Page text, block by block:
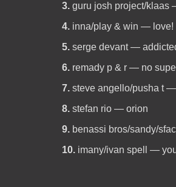
3. guru josh project/klaas
4. inna/play & win — love!
5. serge devant —
6. remady p & r — no
7. steve angello/pusha t
8. stefan rio — orion
9. benassi bros/sandy/
10. imany/ivan spell —